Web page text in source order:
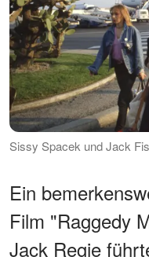
Sissy Spacek und Jack
Ein
Film "Raggedy
Jack Regie